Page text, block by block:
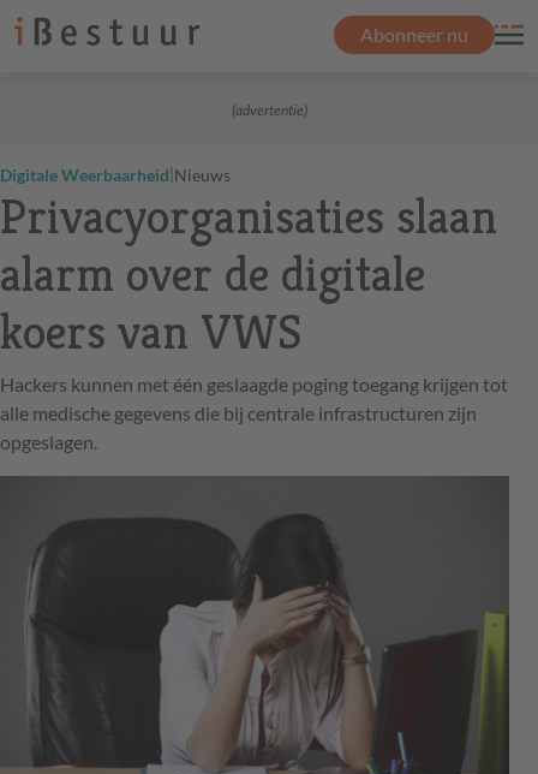
Abonneer nu
(advertentie)
Digitale Weerbaarheid|Nieuws
Privacyorganisaties slaan
alarm over de digitale
koers van VWS
Hackers kunnen met één geslaagde poging toegang krijgen tot
alle medische gegevens die bij centrale infrastructuren zijn
opgeslagen.